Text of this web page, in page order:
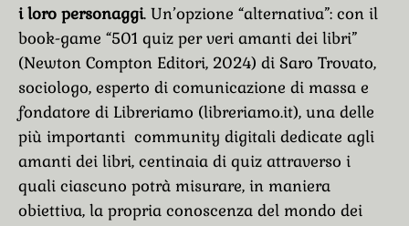
i loro personaggi. Un’opzione “alternativa”: con il
book-game “501 quiz per veri amanti dei libri”
(Newton Compton Editori, 2024) di Saro Trovato,
sociologo, esperto di comunicazione di massa e
fondatore di Libreriamo (libreriamo.it), una delle
più importanti community digitali dedicate agli
amanti dei libri, centinaia di quiz attraverso i
quali ciascuno potrà misurare, in maniera
obiettiva, la propria conoscenza del mondo dei